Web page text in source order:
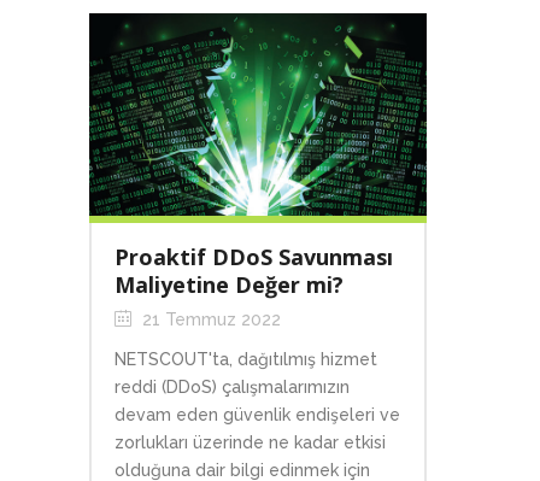
Proaktif DDoS Savunması
Maliyetine Değer mi?
21 Temmuz 2022
NETSCOUT'ta, dağıtılmış hizmet
reddi (DDoS) çalışmalarımızın
devam eden güvenlik endişeleri ve
zorlukları üzerinde ne kadar etkisi
olduğuna dair bilgi edinmek için